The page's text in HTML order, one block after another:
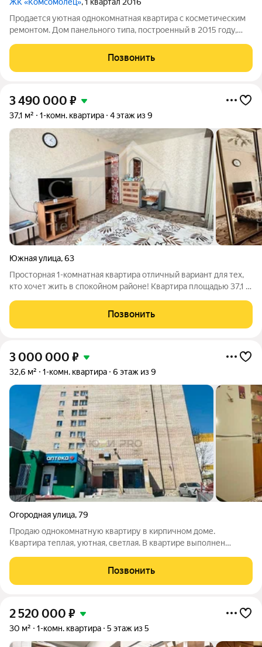
Продается уютная однокомнатная квартира с косметическим
ремонтом. Дом панельного типа, построенный в 2015 году,
м позволяет комфортно готовить и принимать гостей. Из окон
открывается приятный
Позвонить
3 490 000 ₽
37,1 м² 1-комн. квартира 4 этаж из 9
Южная улица,63
Просторная 1-комнатная квартира отличный вариант для тех,
кто хочет жить в спокойном районе! Квартира площадью 37,1 м
ремонта подъезд чистый и ухоженный. В квартире частично
Позвонить
3 000 000 ₽
32,6 м² 1-комн. квартира 6 этаж из 9
Огородная улица,79
Продаю однокомнатную квартиру в кирпичном доме.
Квартира теплая, уютная, светлая. В квартире выполнен
Просторные комнаты и удобная планировка обеспечивают
комфортное проживание. В квартире
Позвонить
2 520 000 ₽
30 м² 1-комн. квартира 5 этаж из 5